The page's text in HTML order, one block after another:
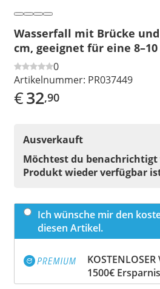
Wasserfall mit Brücke und
cm, geeignet für eine
0
Artikelnummer: PR037449
€32,90
Ausverkauft
Möchtest du
Produkt wieder verfügbar
Ich wünsche mir den
diesen Artikel.
1500€